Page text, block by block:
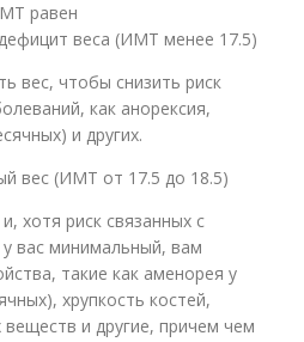
равен
веса (ИМТ менее 17.5)
вес, чтобы снизить риск
как анорексия,
и других.
вес (ИМТ от 17.5 до 18.5)
хотя риск связанных с
вас минимальный, вам
такие как аменорея у
хрупкость костей,
и другие, причем чем